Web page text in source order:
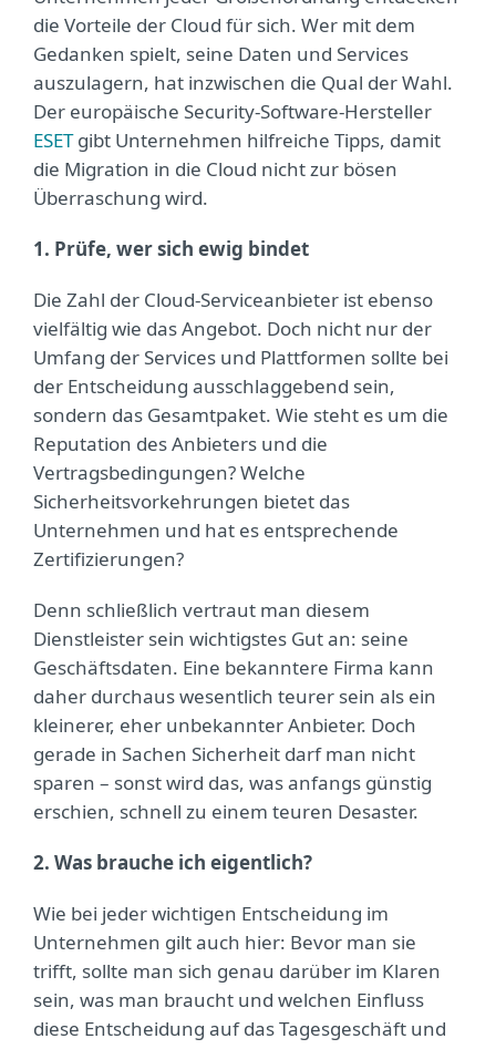
die Vorteile der Cloud für sich. Wer mit dem
Gedanken spielt, seine Daten und Services
auszulagern, hat inzwischen die Qual der Wahl.
Der europäische Security-Software-Hersteller
ESETgibt Unternehmen hilfreiche Tipps, damit
die Migration in die Cloud nicht zur bösen
Überraschung wird.
1. Prüfe, wer sich ewig bindet
Die Zahl der Cloud-Serviceanbieter ist ebenso
vielfältig wie das Angebot. Doch nicht nur der
Umfang der Services und Plattformen sollte bei
der Entscheidung ausschlaggebend sein,
sondern das Gesamtpaket. Wie steht es um die
Reputation des Anbieters und die
Vertragsbedingungen? Welche
Sicherheitsvorkehrungen bietet das
Unternehmen und hat es entsprechende
Zertifizierungen?
Denn schließlich vertraut man diesem
Dienstleister sein wichtigstes Gut an: seine
Geschäftsdaten. Eine bekanntere Firma kann
daher durchaus wesentlich teurer sein als ein
kleinerer, eher unbekannter Anbieter. Doch
gerade in Sachen Sicherheit darf man nicht
sparen – sonst wird das, was anfangs günstig
erschien, schnell zu einem teuren Desaster.
2. Was brauche ich eigentlich?
Wie bei jeder wichtigen Entscheidung im
Unternehmen gilt auch hier: Bevor man sie
trifft, sollte man sich genau darüber im Klaren
sein, was man braucht und welchen Einfluss
diese Entscheidung auf das Tagesgeschäft und